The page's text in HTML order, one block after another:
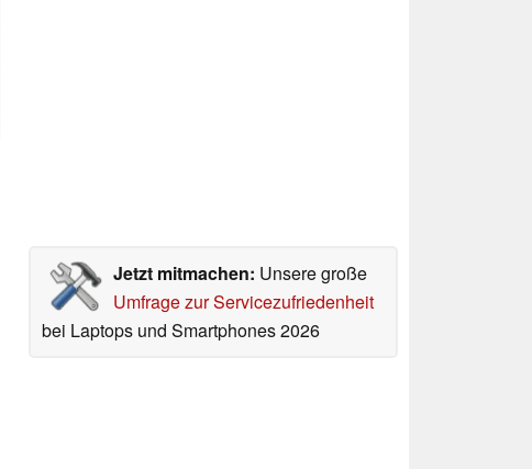
Jetzt mitmachen: Unsere große
Umfrage zur Servicezufriedenheit
bei Laptops und Smartphones 2026